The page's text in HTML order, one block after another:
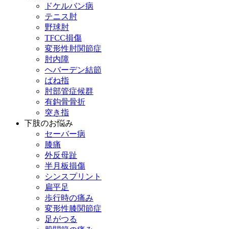
ドケルバン病
テニス肘
野球肘
TFCC損傷
変形性肘関節症
肘内障
ヘバーデン結節
ばね指
肘部管症候群
有鈎骨骨折
突き指
下肢のお悩み
セーバー病
膝痛
外反母趾
半月板損傷
シンスプリント
扁平足
歩行時の痛み
変形性膝関節症
足がつる